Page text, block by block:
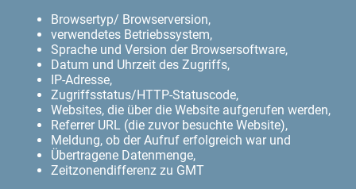
Browsertyp/ Browserversion,
verwendetes Betriebssystem,
Sprache und Version der Browsersoftware,
Datum und Uhrzeit des Zugriffs,
IP-Adresse,
Zugriffsstatus/HTTP-Statuscode,
Websites, die über die Website aufgerufen werden,
Referrer URL (die zuvor besuchte Website),
Meldung, ob der Aufruf erfolgreich war und
Übertragene Datenmenge,
Zeitzonendifferenz zu GMT